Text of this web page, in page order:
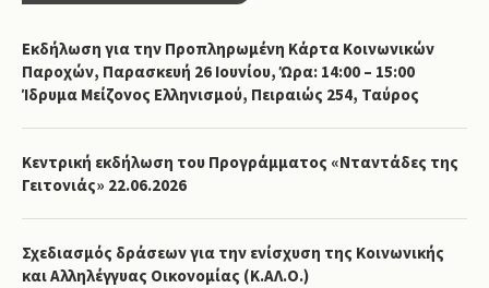
Εκδήλωση για την Προπληρωμένη Κάρτα Κοινωνικών
Παροχών, Παρασκευή 26 Ιουνίου, Ώρα: 14:00 – 15:00
Ίδρυμα Μείζονος Ελληνισμού, Πειραιώς 254, Ταύρος
Κεντρική εκδήλωση του Προγράμματος «Νταντάδες της
Γειτονιάς» 22.06.2026
Σχεδιασμός δράσεων για την ενίσχυση της Κοινωνικής
και Αλληλέγγυας Οικονομίας (Κ.ΑΛ.Ο.)